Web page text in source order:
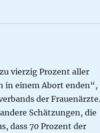
vierzig Prozent aller
in einem Abort enden“,
der Frauenärzte.
Schätzungen, die
dass 70 Prozent der